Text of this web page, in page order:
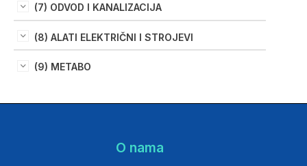
(7) ODVOD I KANALIZACIJA
(8) ALATI ELEKTRIČNI I STROJEVI
(9) METABO
O nama